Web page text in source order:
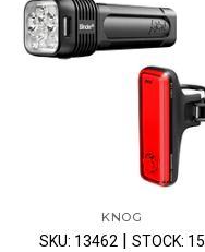
KNOG
SKU: 13462 | STOCK: 15